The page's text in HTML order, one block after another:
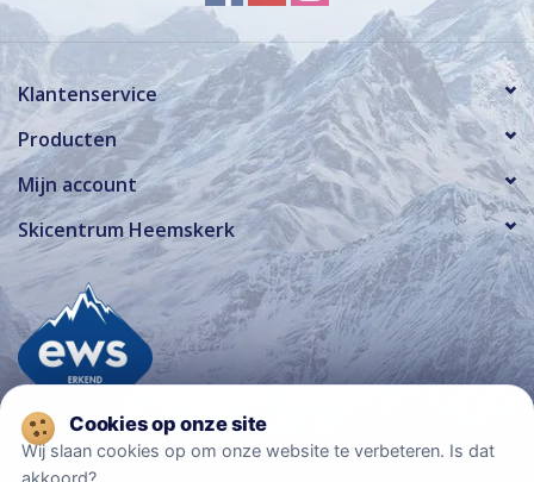
Klantenservice
Producten
Mijn account
Skicentrum Heemskerk
Wij slaan cookies op om onze website te verbeteren. Is dat